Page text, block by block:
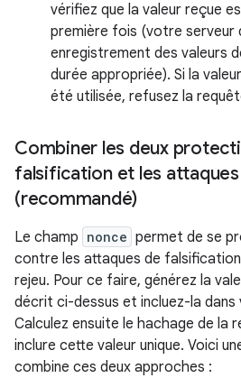
vérifiez que la valeur reçue
première fois (votre serveur
enregistrement des valeurs
durée appropriée). Si la
été utilisée, refusez la
Combiner les deux
falsification et les
(recommandé)
Le champ nonce permet de se
contre les attaques de
rejeu. Pour ce faire, générez la
décrit ci-dessus et incluez-la
Calculez ensuite le hachage de la
inclure cette valeur unique. Voici
combine ces deux approches :